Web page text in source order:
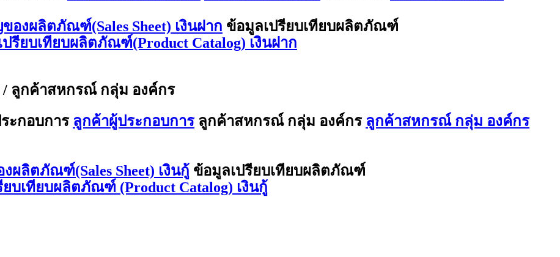
งผลิตภัณฑ์(Sales Sheet) เงินฝาก ข้อมูลเปรียบเทียบผลิตภัณฑ์
รียบเทียบผลิตภัณฑ์(Product Catalog) เงินฝาก
ลูกค้าสหกรณ์ กลุ่ม องค์กร
ะกอบการ ลูกค้าผู้ประกอบการ ลูกค้าสหกรณ์ กลุ่ม องค์กร ลูกค้าสหกรณ์ กลุ่ม องค์กร
ผลิตภัณฑ์(Sales Sheet) เงินกู้ ข้อมูลเปรียบเทียบผลิตภัณฑ์
บเทียบผลิตภัณฑ์ (Product Catalog) เงินกู้